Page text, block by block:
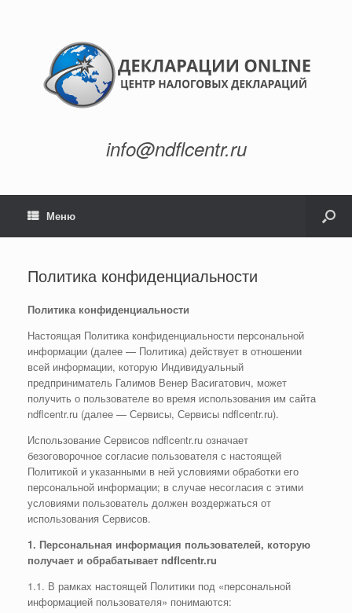
info@ndflcentr.ru
Меню
Политика конфиденциальности
Политика конфиденциальности
Настоящая Политика конфиденциальности персональной
информации (далее — Политика) действует в отношении
всей информации, которую Индивидуальный
предприниматель Галимов Венер Васигатович, может
получить о пользователе во время использования им сайта
ndflcentr.ru (далее — Сервисы, Сервисы ndflcentr.ru).
Использование Сервисов ndflcentr.ru означает
безоговорочное согласие пользователя с настоящей
Политикой и указанными в ней условиями обработки его
персональной информации; в случае несогласия с этими
условиями пользователь должен воздержаться от
использования Сервисов.
1. Персональная информация пользователей, которую
получает и обрабатывает ndflcentr.ru
1.1. В рамках настоящей Политики под «персональной
информацией пользователя» понимаются: